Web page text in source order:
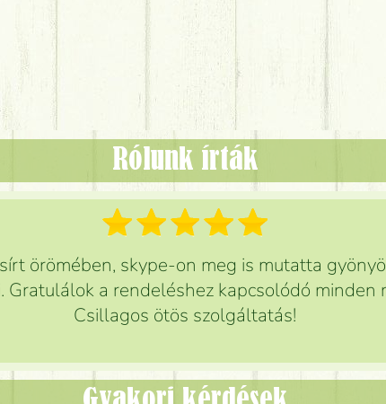
Rólunk írták
örömében, skype-on meg is mutatta
a rendeléshez kapcsolódó minden
Csillagos ötös szolgáltatás!